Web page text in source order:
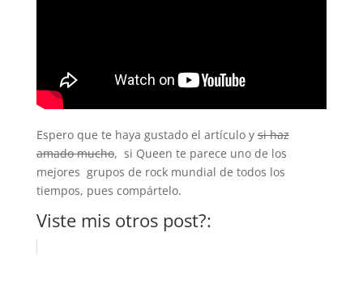
Espero que te haya gustado el artículo ysi haz
amado mucho, si Queen te parece uno de los
mejores grupos de rock mundial de todos los
tiempos, pues compártelo.
Viste mis otros post?: